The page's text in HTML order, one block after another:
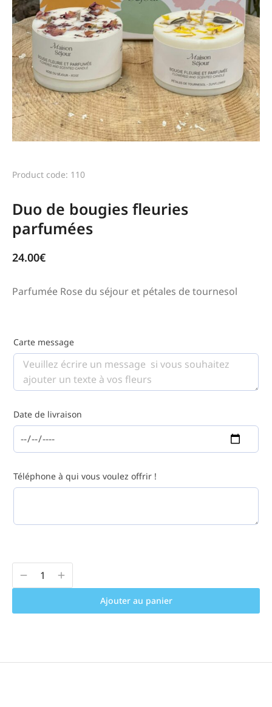
Product code: 110
Duo de bougies fleuries
parfumées
24.00€
Parfumée Rose du séjour et pétales de tournesol
Carte message
Date de livraison
Téléphone à qui vous voulez offrir !
Ajouter au panier